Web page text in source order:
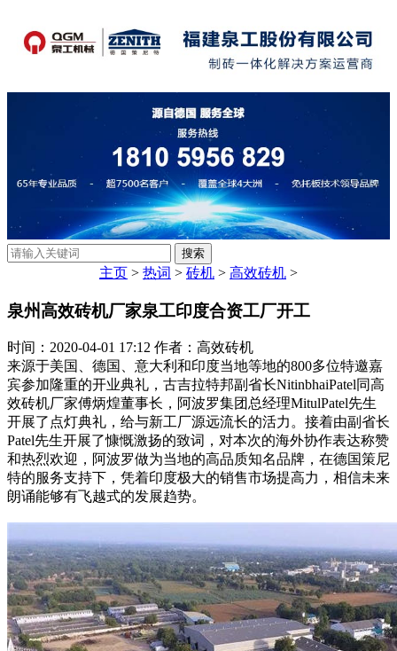
主页 > 热词 > 砖机 > 高效砖机 >
泉州高效砖机厂家泉工印度合资工厂开工
时间：2020-04-01 17:12 作者：高效砖机
来源于美国、德国、意大利和印度当地等地的800多位特邀嘉
宾参加隆重的开业典礼，古吉拉特邦副省长NitinbhaiPatel同高
效砖机厂家傅炳煌董事长，阿波罗集团总经理MitulPatel先生
开展了点灯典礼，给与新工厂源远流长的活力。接着由副省长
Patel先生开展了慷慨激扬的致词，对本次的海外协作表达称赞
和热烈欢迎，阿波罗做为当地的高品质知名品牌，在德国策尼
特的服务支持下，凭着印度极大的销售市场提高力，相信未来
朗诵能够有飞越式的发展趋势。